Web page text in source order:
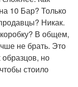
10 Бар? Только
Никак.
В общем,
не брать. Это
но
стоило